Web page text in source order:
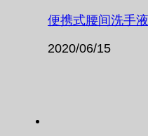
便携式腰间洗手
2020/06/15